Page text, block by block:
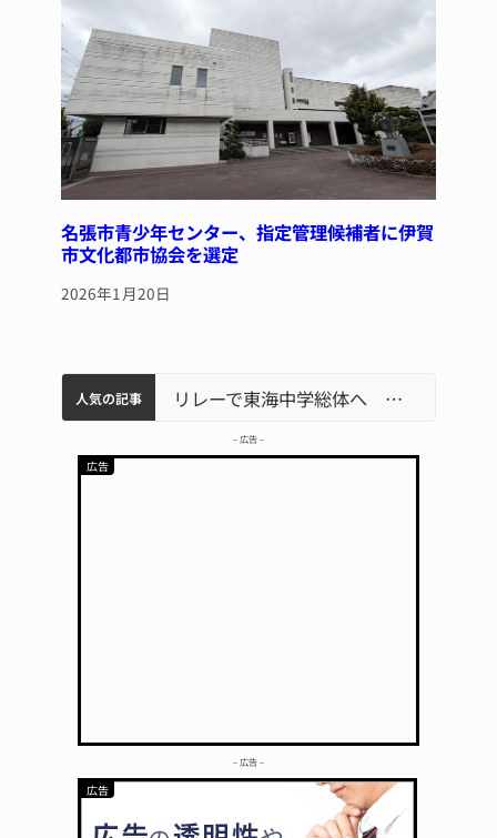
名張市青少年センター、指定管理候補者に伊賀
市文化都市協会を選定
2026年1月20日
人気の記事
軽乗用車が田んぼに転落 運転の70歳女性死亡 伊賀市で
中学校の陶壁モニュメント 地元建設会社がボランティアで清掃 伊賀名張市立病院のDMAT、熊本地震の被災地へ 能登以来3回目の派遣
【インターハイ⑨】ソフトテニス ミス減らし上位狙う 近大高専 リレーで東海中学総体へ 伊賀・名張
– 広告 –
– 広告 –